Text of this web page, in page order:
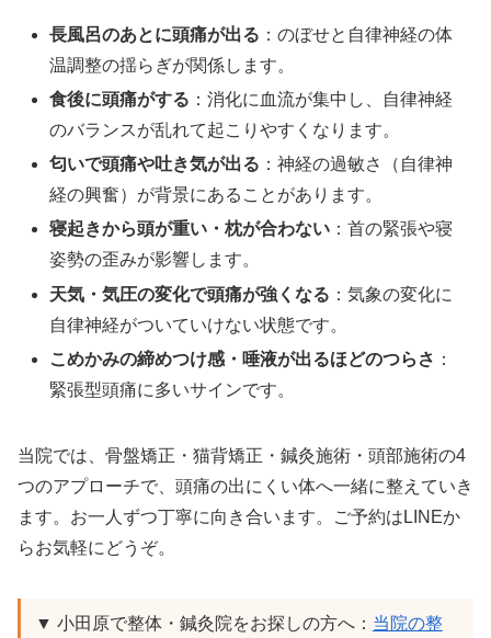
長風呂のあとに頭痛が出る ：のぼせと自律神経の体
温調整の揺らぎが関係します。
食後に頭痛がする ：消化に血流が集中し、自律神経
のバランスが乱れて起こりやすくなります。
匂いで頭痛や吐き気が出る ：神経の過敏さ（自律神
経の興奮）が背景にあることがあります。
寝起きから頭が重い・枕が合わない ：首の緊張や寝
姿勢の歪みが影響します。
天気・気圧の変化で頭痛が強くなる ：気象の変化に
自律神経がついていけない状態です。
こめかみの締めつけ感・唾液が出るほどのつらさ ：
緊張型頭痛に多いサインです。
当院では、骨盤矯正・猫背矯正・鍼灸施術・頭部施術の4
つのアプローチで、頭痛の出にくい体へ一緒に整えていき
ます。お一人ずつ丁寧に向き合います。ご予約はLINEか
らお気軽にどうぞ。
▼ 小田原で整体・鍼灸院をお探しの方へ： 当院の整